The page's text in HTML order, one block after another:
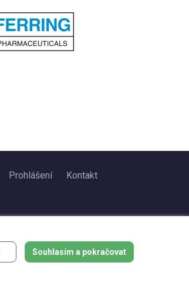
Prohlášení Kontakt
Souhlasím a pokračovat